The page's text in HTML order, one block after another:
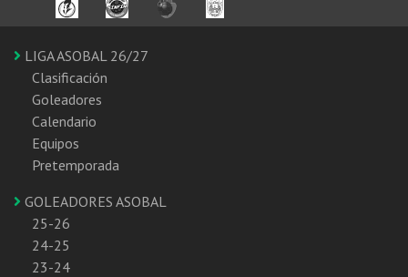
LIGA ASOBAL 26/27
Clasificación
Goleadores
Calendario
Equipos
Pretemporada
GOLEADORES ASOBAL
25-26
24-25
23-24